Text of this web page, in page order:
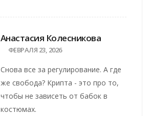
Анастасия Колесникова
ФЕВРАЛЯ 23, 2026
Снова все за регулирование. А где
же свобода? Крипта - это про то,
чтобы не зависеть от бабок в
костюмах.